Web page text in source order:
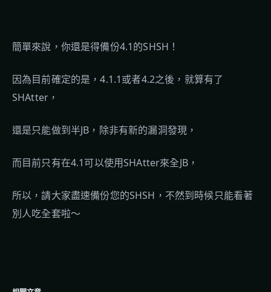
簡單來說，你還是得備份4.1的SHSH！
因為目前確定的是，4.1.1或者4.2之後，就算有了
SHAtter，
還是只能做到半JB，除非有新的漏洞發現，
而目前只有在4.1可以使用SHAtter來全JB，
所以，請大家盡速備份您的SHSH，不然到時候只能看著
別人吃全套啦～